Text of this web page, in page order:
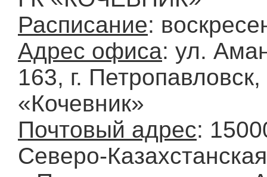
Расписание:
Адрес офиса: ул.
163, г.
«Кочевник»
Почтовый адрес:
Северо-